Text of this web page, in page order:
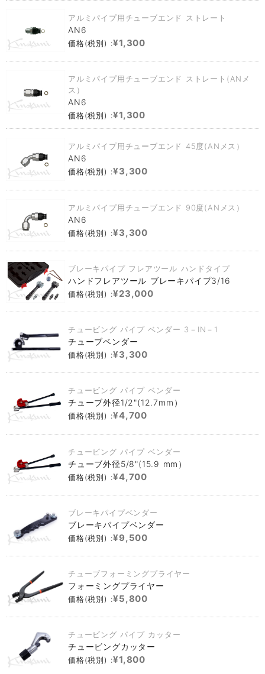
アルミパイプ用チューブエンド ストレート
AN6
価格(税別) :¥1,300
アルミパイプ用チューブエンド ストレート(ANメ
ス）
AN6
価格(税別) :¥1,300
アルミパイプ用チューブエンド 45度(ANメス）
AN6
価格(税別) :¥3,300
アルミパイプ用チューブエンド 90度(ANメス）
AN6
価格(税別) :¥3,300
ブレーキパイプ フレアツール ハンドタイプ
ハンドフレアツール ブレーキパイプ3/16
価格(税別) :¥23,000
チュービング パイプ ベンダー 3－IN－1
チューブベンダー
価格(税別) :¥3,300
チュービング パイプ ベンダー
チューブ外径1/2"(12.7mm）
価格(税別) :¥4,700
チュービング パイプ ベンダー
チューブ外径5/8"(15.9 mm）
価格(税別) :¥4,700
ブレーキパイプベンダー
ブレーキパイプベンダー
価格(税別) :¥9,500
チューブフォーミングプライヤー
フォーミングプライヤー
価格(税別) :¥5,800
チュービング パイプ カッター
チュービングカッター
価格(税別) :¥1,800